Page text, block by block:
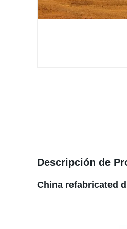
Descripción de
China refabricated